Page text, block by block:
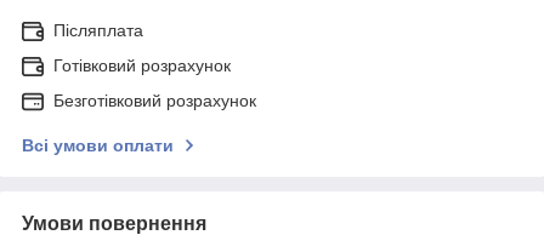
Післяплата
Готівковий розрахунок
Безготівковий розрахунок
Всі умови оплати
Умови повернення